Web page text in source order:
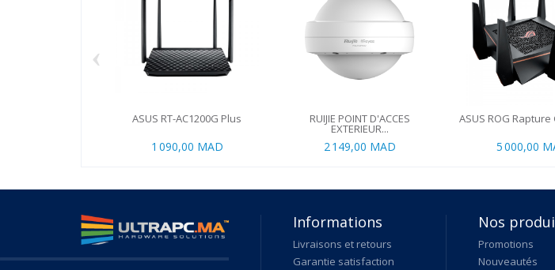
ASUS RT-AC1200G Plus
1 090,00 MAD
RUIJIE POINT D'ACCES
EXTERIEUR...
2 149,00 MAD
ASUS ROG Rapture
5 000,00
‹
Informations
Livraisons et retours
Garantie satisfaction
Nos
Promotions
Nouveautés